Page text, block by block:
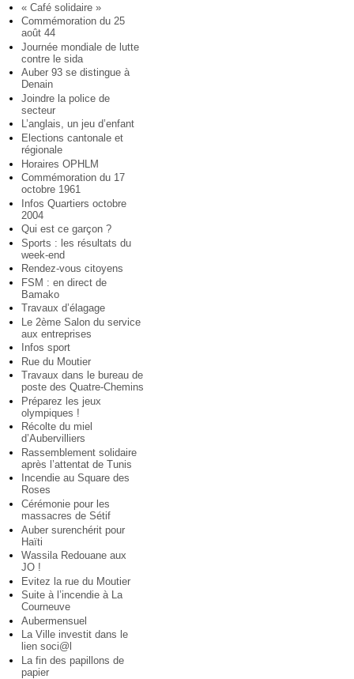
« Café solidaire »
Commémoration du 25
août 44
Journée mondiale de lutte
contre le sida
Auber 93 se distingue à
Denain
Joindre la police de
secteur
L’anglais, un jeu d’enfant
Elections cantonale et
régionale
Horaires OPHLM
Commémoration du 17
octobre 1961
Infos Quartiers octobre
2004
Qui est ce garçon ?
Sports : les résultats du
week-end
Rendez-vous citoyens
FSM : en direct de
Bamako
Travaux d’élagage
Le 2ème Salon du service
aux entreprises
Infos sport
Rue du Moutier
Travaux dans le bureau de
poste des Quatre-Chemins
Préparez les jeux
olympiques !
Récolte du miel
d’Aubervilliers
Rassemblement solidaire
après l’attentat de Tunis
Incendie au Square des
Roses
Cérémonie pour les
massacres de Sétif
Auber surenchérit pour
Haïti
Wassila Redouane aux
JO !
Evitez la rue du Moutier
Suite à l’incendie à La
Courneuve
Aubermensuel
La Ville investit dans le
lien soci@l
La fin des papillons de
papier